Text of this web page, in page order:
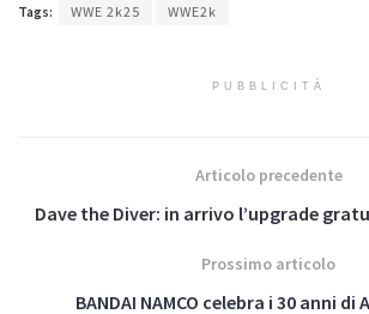
Tags: WWE 2k25 WWE2k
PUBBLICITÀ
Articolo precedente
Dave the Diver: in arrivo l’upgrade
Prossimo articolo
BANDAI NAMCO celebra i 30 anni di